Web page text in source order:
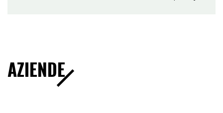
AZIENDE